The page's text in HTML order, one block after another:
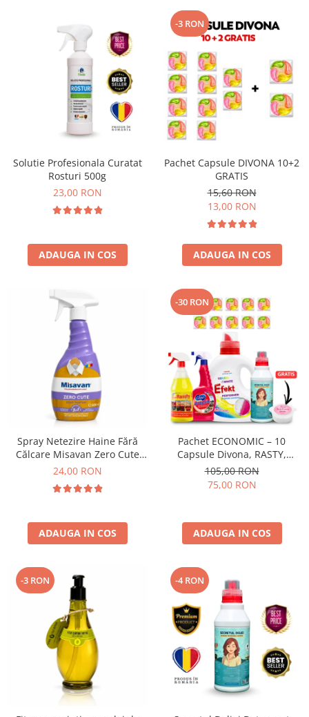
Solutie Profesionala Curatat
Rosturi 500g
23,00 RON
ADAUGA IN COS
-3 RON
Pachet Capsule DIVONA 10+2
GRATIS
15,60 RON
13,00 RON
ADAUGA IN COS
Spray Netezire Haine Fără
Călcare Misavan Zero Cute
Zero Parfum 500 ml
24,00 RON
ADAUGA IN COS
-30 RON
Pachet ECONOMIC – 10
Capsule Divona, RASTY,
ACEPRIN, Efekt, Secretul Deliei
+ Sare Inalbire GRATIS
105,00 RON
75,00 RON
ADAUGA IN COS
-3 RON -4 RON